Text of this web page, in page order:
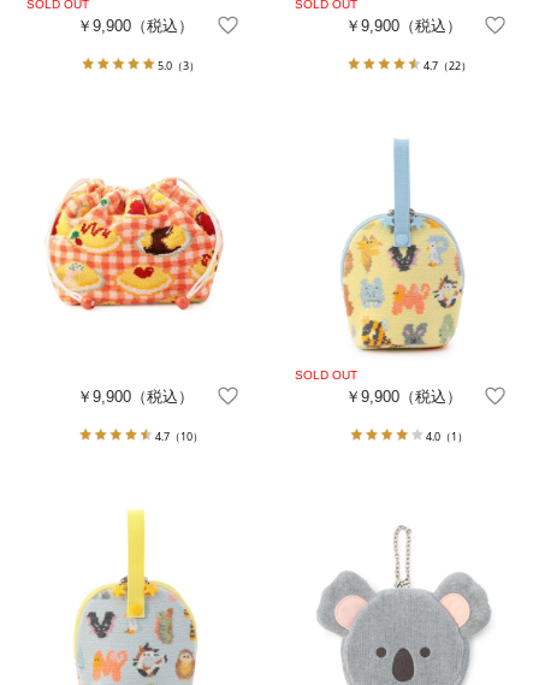
￥9,900 （税込）
5.0 （3）
￥9,900（税込）
4.7（22）
￥9,900 （税込）
4.7（10）
￥9,900（税込）
4.0（1）